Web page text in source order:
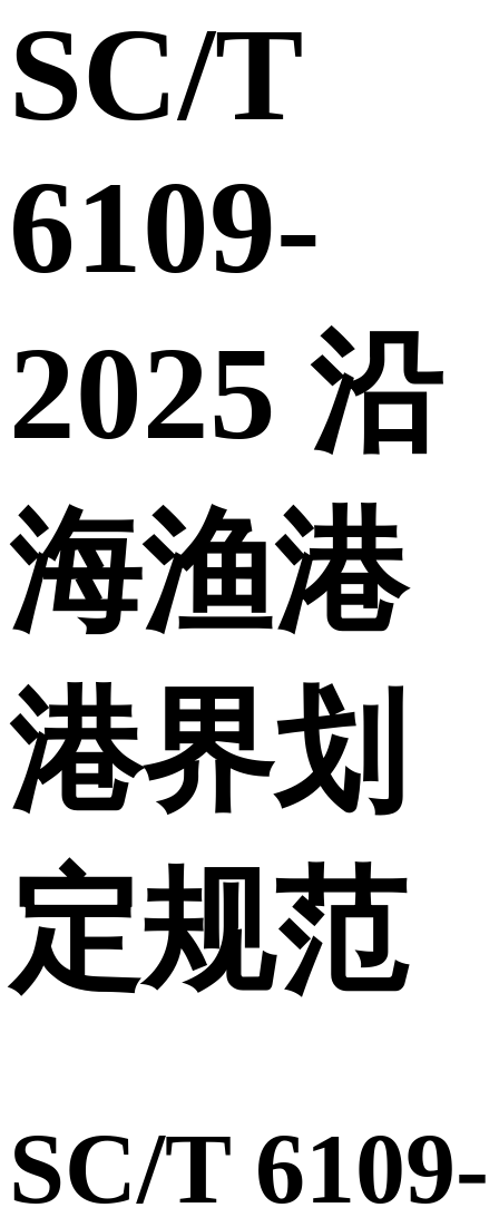
SC/T
6109-
2025 沿
海渔港
港界划
定规范
SC/T 6109-